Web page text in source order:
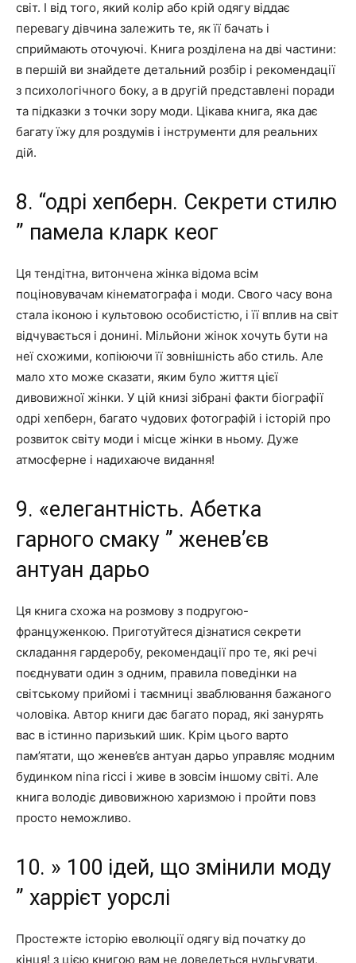
світ. І від того, який колір або крій одягу віддає
перевагу дівчина залежить те, як її бачать і
сприймають оточуючі. Книга розділена на дві частини:
в першій ви знайдете детальний розбір і рекомендації
з психологічного боку, а в другій представлені поради
та підказки з точки зору моди. Цікава книга, яка дає
багату їжу для роздумів і інструменти для реальних
дій.
8. “одрі хепберн. Секрети стилю
” памела кларк кеог
Ця тендітна, витончена жінка відома всім
поціновувачам кінематографа і моди. Свого часу вона
стала іконою і культовою особистістю, і її вплив на світ
відчувається і донині. Мільйони жінок хочуть бути на
неї схожими, копіюючи її зовнішність або стиль. Але
мало хто може сказати, яким було життя цієї
дивовижної жінки. У цій книзі зібрані факти біографії
одрі хепберн, багато чудових фотографій і історій про
розвиток світу моди і місце жінки в ньому. Дуже
атмосферне і надихаюче видання!
9. «елегантність. Абетка
гарного смаку ” женев’єв
антуан дарьо
Ця книга схожа на розмову з подругою-
француженкою. Приготуйтеся дізнатися секрети
складання гардеробу, рекомендації про те, які речі
поєднувати один з одним, правила поведінки на
світському прийомі і таємниці зваблювання бажаного
чоловіка. Автор книги дає багато порад, які занурять
вас в істинно паризький шик. Крім цього варто
пам’ятати, що женев’єв антуан дарьо управляє модним
будинком nina ricci і живе в зовсім іншому світі. Але
книга володіє дивовижною харизмою і пройти повз
просто неможливо.
10. » 100 ідей, що змінили моду
” харрієт уорслі
Простежте історію еволюції одягу від початку до
кінця! з цією книгою вам не доведеться нудьгувати,